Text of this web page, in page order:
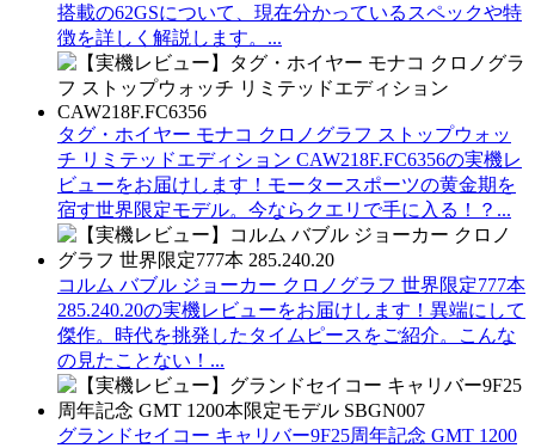
搭載の62GSについて、現在分かっているスペックや特
徴を詳しく解説します。...
タグ・ホイヤー モナコ クロノグラフ ストップウォッ
チ リミテッドエディション CAW218F.FC6356の実機レ
ビューをお届けします！モータースポーツの黄金期を
宿す世界限定モデル。今ならクエリで手に入る！？...
コルム バブル ジョーカー クロノグラフ 世界限定777本
285.240.20の実機レビューをお届けします！異端にして
傑作。時代を挑発したタイムピースをご紹介。こんな
の見たことない！...
グランドセイコー キャリバー9F25周年記念 GMT 1200